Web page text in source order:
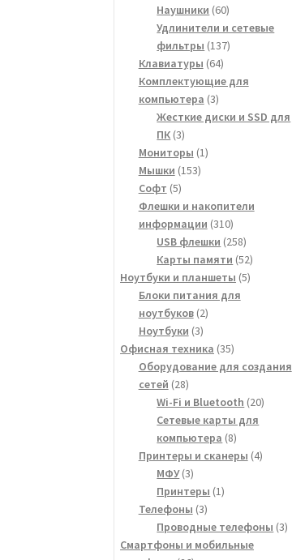
товаров
Наушники 6060
товаров
Удлинители и сетевые
фильтры 137137
Клавиатуры 6464
товара
Комплектующие для
компьютера 33
товара
Жесткие диски и SSD для
ПК 33
товара
Мониторы 11
Мышки 153153
Софт 55
товаров
Флешки и накопители
информации 310310
товаров
USB флешки 258258
товаров
Карты памяти 5252
товара
Ноутбуки и планшеты 55
Блоки питания для
ноутбуков 22
Ноутбуки 33
товара
Офисная техника 3535
товаров
Оборудование для создания
сетей 2828
товаров
Wi-Fi и Bluetooth 2020
Сетевые карты для
компьютера 88
товаров
Принтеры и сканеры 44
МФУ 33
товара
Принтеры 11
Телефоны 33
товара
Проводные телефоны 33
Смартфоны и мобильные